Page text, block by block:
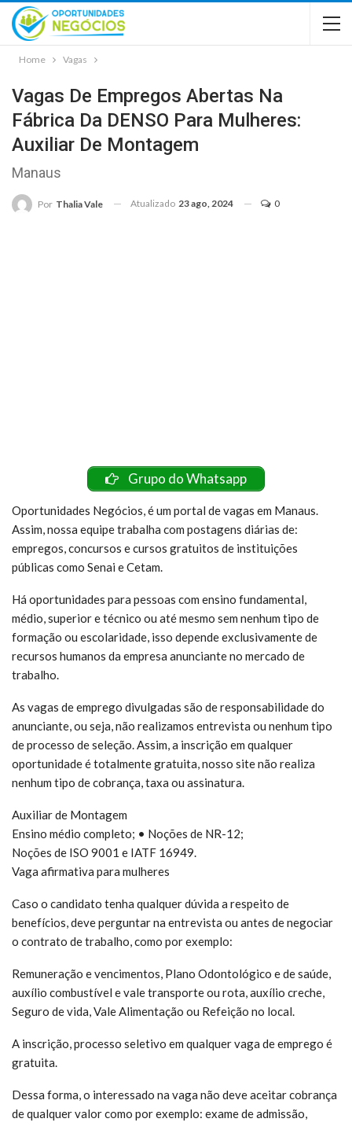
Home Vagas
Vagas De Empregos Abertas Na
Fábrica Da DENSO Para Mulheres:
Auxiliar De Montagem
Manaus
Por Thalia Vale Atualizado 23 ago, 2024 0
Grupo do Whatsapp
Oportunidades Negócios, é um portal de vagas em Manaus.
Assim, nossa equipe trabalha com postagens diárias de:
empregos, concursos e cursos gratuitos de instituições
públicas como Senai e Cetam.
Há oportunidades para pessoas com ensino fundamental,
médio, superior e técnico ou até mesmo sem nenhum tipo de
formação ou escolaridade, isso depende exclusivamente de
recursos humanos da empresa anunciante no mercado de
trabalho.
As vagas de emprego divulgadas são de responsabilidade do
anunciante, ou seja, não realizamos entrevista ou nenhum tipo
de processo de seleção. Assim, a inscrição em qualquer
oportunidade é totalmente gratuita, nosso site não realiza
nenhum tipo de cobrança, taxa ou assinatura.
Auxiliar de Montagem
Ensino médio completo; • Noções de NR-12;
Noções de ISO 9001 e IATF 16949.
Vaga afirmativa para mulheres
Caso o candidato tenha qualquer dúvida a respeito de
benefícios, deve perguntar na entrevista ou antes de negociar
o contrato de trabalho, como por exemplo:
Remuneração e vencimentos, Plano Odontológico e de saúde,
auxílio combustível e vale transporte ou rota, auxílio creche,
Seguro de vida, Vale Alimentação ou Refeição no local.
A inscrição, processo seletivo em qualquer vaga de emprego é
gratuita.
Dessa forma, o interessado na vaga não deve aceitar cobrança
de qualquer valor como por exemplo: exame de admissão,